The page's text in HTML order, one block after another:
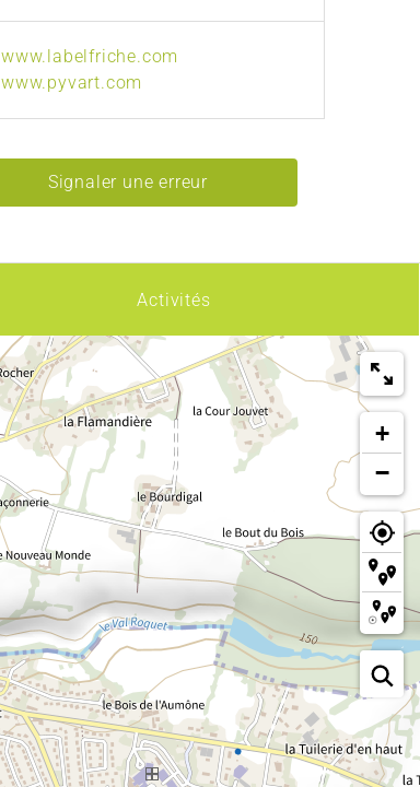
www.labelfriche.com
www.pyvart.com
Signaler une erreur
Activités
+
−